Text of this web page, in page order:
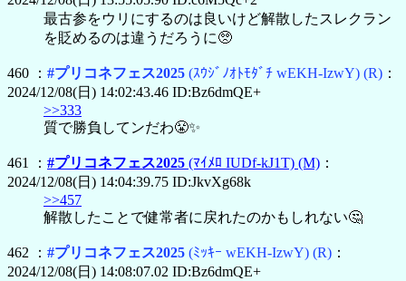
最古参をウリにするのは良いけど解散したスレクラン
を貶めるのは違うだろうに🥺
460 ： #プリコネフェス2025 (ｽｳｼﾞﾉｵﾄﾓﾀﾞﾁ wEKH-IzwY) (R) ：
2024/12/08(日) 14:02:43.46 ID:Bz6dmQE+
>>333
質で勝負してンだわ😤✨
461 ： #プリコネフェス2025 (ﾏｲﾒﾛ IUDf-kJ1T) (M) ：
2024/12/08(日) 14:04:39.75 ID:JkvXg68k
>>457
解散したことで健常者に戻れたのかもしれない🤔
462 ： #プリコネフェス2025 (ﾐｯｷｰ wEKH-IzwY) (R) ：
2024/12/08(日) 14:08:07.02 ID:Bz6dmQE+